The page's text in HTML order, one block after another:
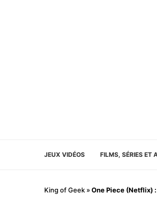
JEUX VIDÉOS FILMS, SÉRIES ET
King of Geek »One Piece (Netflix)